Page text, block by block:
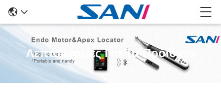
Λεπτομέρειες Για Τα Προϊόντα